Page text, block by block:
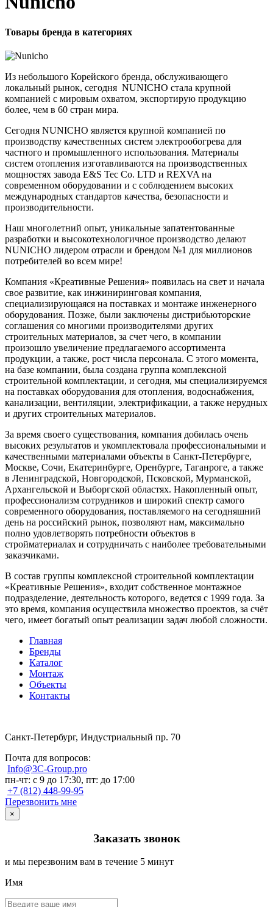
Товары бренда в категориях
Из небольшого Корейского бренда, обслуживающего
локальный рынок, сегодня NUNICHO стала крупной
компанией с мировым охватом, экспортирую продукцию
более, чем в 60 стран мира.
Сегодня NUNICHO является крупной компанией по
производству качественных систем электрообогрева для
частного и промышленного использования. Материалы
систем отопления изготавливаются на производственных
мощностях завода E&S Tec Co. LTD и REXVA на
современном оборудовании и с соблюдением высоких
международных стандартов качества, безопасности и
производительности.
Наш многолетний опыт, уникальные запатентованные
разработки и высокотехнологичное производство делают
NUNICHO лидером отрасли и брендом №1 для миллионов
потребителей во всем мире!
Компания «Креативные Решения» появилась на свет и начала
свое развитие, как инжиниринговая компания,
специализирующаяся на поставках и монтаже инженерного
оборудования. Позже, были заключены дистрибьюторские
соглашения со многими производителями других
строительных материалов, за счет чего, в компании
произошло увеличение предлагаемого ассортимента
продукции, а также, рост числа персонала. С этого момента,
на базе компании, была создана группа комплексной
строительной комплектации, и сегодня, мы специализируемся
на поставках оборудования для отопления, водоснабжения,
канализации, вентиляции, электрификации, а также нерудных
и других строительных материалов.
За время своего существования, компания добилась очень
высоких результатов и укомплектовала профессиональными и
качественными материалами объекты в Санкт-Петербурге,
Москве, Сочи, Екатеринбурге, Оренбурге, Таганроге, а также
в Ленинградской, Новгородской, Псковской, Мурманской,
Архангельской и Выборгской областях. Накопленный опыт,
профессионализм сотрудников и широкий спектр самого
современного оборудования, поставляемого на сегодняшний
день на российский рынок, позволяют нам, максимально
полно удовлетворять потребности объектов в
стройматериалах и сотрудничать с наиболее требовательными
заказчиками.
В состав группы комплексной строительной комплектации
«Креативные Решения», входит собственное монтажное
подразделение, деятельность которого, ведется с 1999 года. За
это время, компания осуществила множество проектов, за счёт
чего, имеет богатый опыт реализации задач любой сложности.
Главная
Бренды
Каталог
Монтаж
Объекты
Контакты
Санкт-Петербург, Индустриальный пр. 70
Почта для вопросов:
Info@3C-Group.pro
пн-чт: с 9 до 17:30, пт: до 17:00
+7 (812) 448-99-95
Перезвонить мне
×
Заказать звонок
и мы перезвоним вам в течение 5 минут
Имя